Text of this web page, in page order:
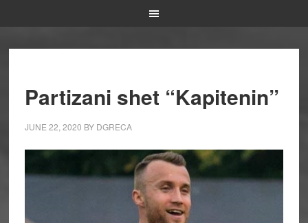
Partizani shet “Kapitenin”
JUNE 22, 2020 BY DGRECA